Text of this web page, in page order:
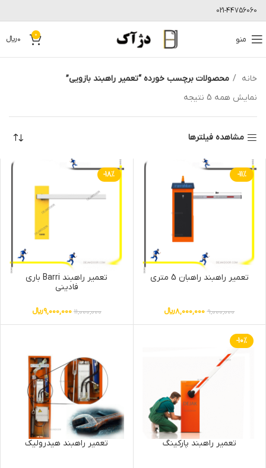
021-44756060
منو 0
0﷼
خانه
محصولات برچسب خورده “تعمیر راهبند بازویی”
نمایش همه 5 نتیجه
مشاهده فیلترها
-11%
تعمیر راهبند راهبان 5 متری
9,000,000
8,000,000﷼
-18%
تعمیر راهبند Barri باری
فادینی
11,000,000
9,000,000﷼
-10%
تعمیر راهبند پارکینگ تعمیر راهبند هیدرولیک